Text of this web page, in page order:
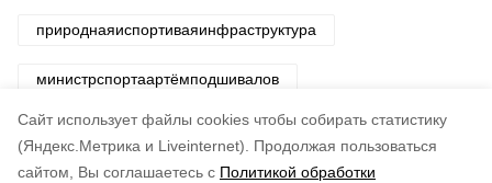
Cайт использует файлы cookies чтобы собирать статистику
(Яндекс.Метрика и Liveinternet).
Продолжая пользоваться
сайтом, Вы соглашаетесь с Политикой обработки
природнаяиспортиваяинфраструктура
министрспортаартёмподшивалов
Авторы: Департамент информационной политики области